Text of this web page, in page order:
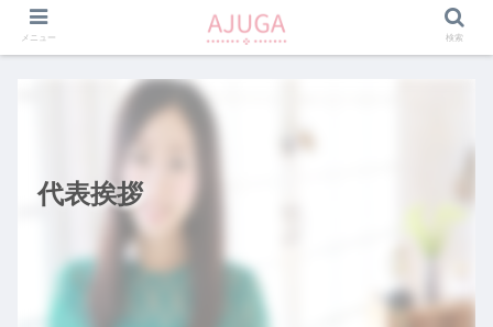
代表挨拶
メニュー 検索